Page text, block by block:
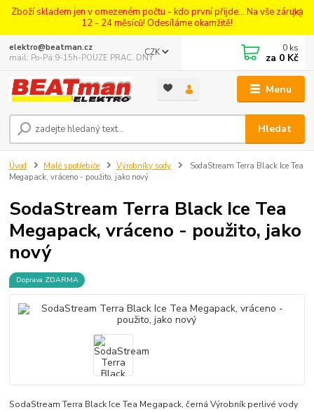
Zboží skladem jen v omezeném počtu - kdo první přijde... Na vše záruka
12 - 24 měsíců! Odesíláme okamžitě!
Menu
CZK
Hledat
elektro@beatman.cz
mail: Po-Pá:9-15h-POUZE PRAC. DNY
0 ks
za 0 Kč
Úvod Malé spotřebiče Výrobníky sody
SodaStream Terra Black Ice Tea
Megapack, vráceno - použito, jako nový
SodaStream Terra Black Ice Tea
Megapack, vráceno - použito, jako
nový
Doprava ZDARMA
SodaStream Terra Black Ice Tea Megapack, černá Výrobník perlivé vody